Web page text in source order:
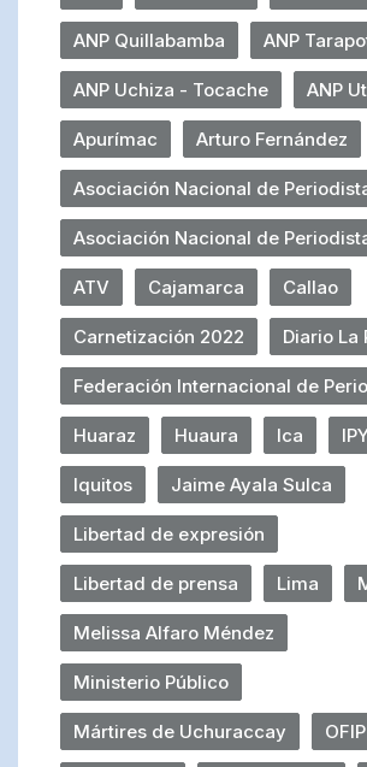
ANP Quillabamba ANP
ANP Uchiza - Tocache ANP
Apurímac Arturo Fernández
Asociación Nacional de
Asociación Nacional de
ATV Cajamarca Callao
Carnetización 2022 Diario La
Federación Internacional de
Huaraz Huaura Ica
Iquitos Jaime Ayala Sulca
Libertad de expresión
Libertad de prensa Lima
Melissa Alfaro Méndez
Ministerio Público
Mártires de Uchuraccay OFIP